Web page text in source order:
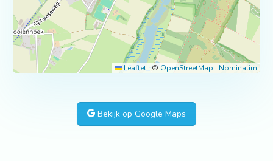
Leaflet | © OpenStreetMap | Nominatim
Bekijk op Google Maps